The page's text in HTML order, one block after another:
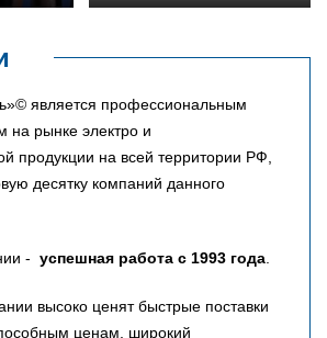
является профессиональным
на рынке электро и
продукции на всей территории РФ,
десятку компаний данного
- успешная работа с 1993 года.
высоко ценят быстрые поставки
ценам, широкий